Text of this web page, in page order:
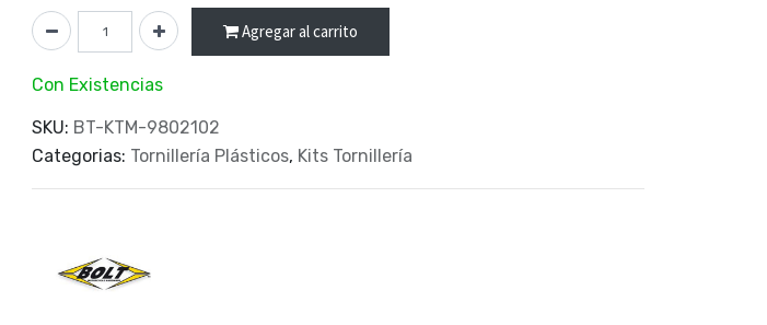
Agregar al carrito
Con Existencias
SKU: BT-KTM-9802102
Categorias: Tornillería Plásticos, Kits Tornillería